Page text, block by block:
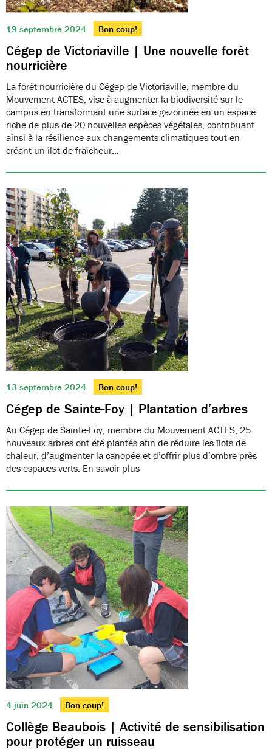
19 septembre 2024 Bon coup!
Cégep de Victoriaville | Une nouvelle forêt
nourricière
La forêt nourricière du Cégep de Victoriaville, membre du
Mouvement ACTES, vise à augmenter la biodiversité sur le
campus en transformant une surface gazonnée en un espace
riche de plus de 20 nouvelles espèces végétales, contribuant
ainsi à la résilience aux changements climatiques tout en
créant un îlot de fraîcheur…
13 septembre 2024 Bon coup!
Cégep de Sainte-Foy | Plantation d’arbres
Au Cégep de Sainte-Foy, membre du Mouvement ACTES, 25
nouveaux arbres ont été plantés afin de réduire les îlots de
chaleur, d’augmenter la canopée et d’offrir plus d’ombre près
des espaces verts. En savoir plus
4 juin 2024 Bon coup!
Collège Beaubois | Activité de sensibilisation
pour protéger un ruisseau